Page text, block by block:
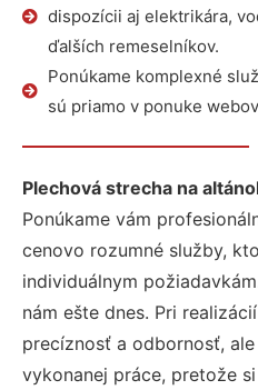
dispozícii aj elektrikára,
ďalších remeselníkov.
Ponúkame komplexné
sú priamo v ponuke
Plechová strecha na
Ponúkame vám
cenovo rozumné služby,
individuálnym
nám ešte dnes. Pri
precíznosť a odbornosť,
vykonanej práce, pretože